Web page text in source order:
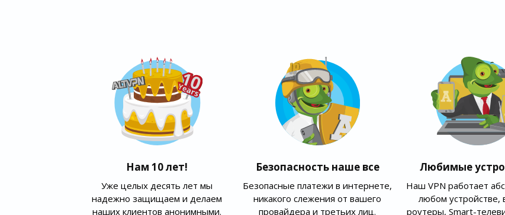
Нам 10 лет!
Уже целых десять лет мы
надежно защищаем и делаем
наших клиентов анонимными.
Безопасность наше все
Безопасные платежи в интернете,
никакого слежения от вашего
провайдера и третьих лиц.
Любимые
Наш VPN работает
любом устройстве,
роутеры, Smart-